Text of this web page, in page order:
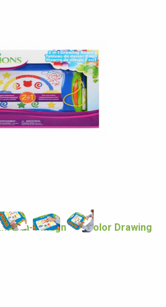
2-in-1 Magnetic Color Drawing